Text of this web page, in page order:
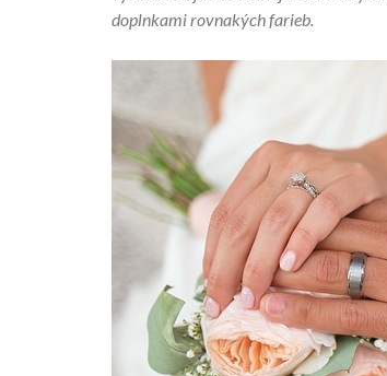
doplnkami rovnakých farieb.